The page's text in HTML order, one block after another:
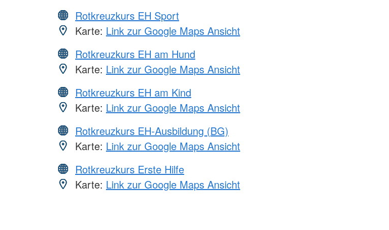
Rotkreuzkurs EH Sport
Karte: Link zur Google Maps Ansicht
Rotkreuzkurs EH am Hund
Karte: Link zur Google Maps Ansicht
Rotkreuzkurs EH am Kind
Karte: Link zur Google Maps Ansicht
Rotkreuzkurs EH-Ausbildung (BG)
Karte: Link zur Google Maps Ansicht
Rotkreuzkurs Erste Hilfe
Karte: Link zur Google Maps Ansicht